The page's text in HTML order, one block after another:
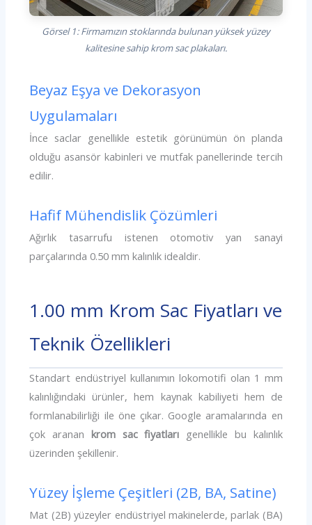
Görsel 1: Firmamızın stoklarında bulunan yüksek yüzey
kalitesine sahip krom sac plakaları.
Beyaz Eşya ve Dekorasyon
Uygulamaları
İnce saclar genellikle estetik görünümün ön planda
olduğu asansör kabinleri ve mutfak panellerinde tercih
edilir.
Hafif Mühendislik Çözümleri
Ağırlık tasarrufu istenen otomotiv yan sanayi
parçalarında 0.50 mm kalınlık idealdir.
1.00 mm Krom Sac Fiyatları ve
Teknik Özellikleri
Standart endüstriyel kullanımın lokomotifi olan 1 mm
kalınlığındaki ürünler, hem kaynak kabiliyeti hem de
formlanabilirliği ile öne çıkar. Google aramalarında en
çok aranan krom sac fiyatları genellikle bu kalınlık
üzerinden şekillenir.
Yüzey İşleme Çeşitleri (2B, BA, Satine)
Mat (2B) yüzeyler endüstriyel makinelerde, parlak (BA)